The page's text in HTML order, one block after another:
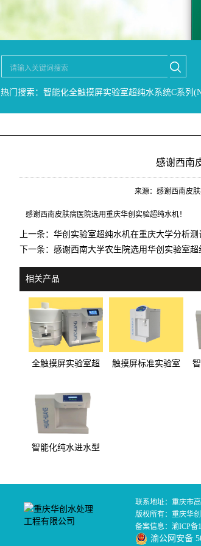
热门搜索：智能化全触摸屏实验室超纯水系统C系列
感谢西南
来源：感谢西南皮
感谢西南皮肤病医院选用重庆华创实验超纯水机！
上一条： 华创实验室超纯水机在重庆大学分析测
下一条： 感谢西南大学农生院选用华创实验室超
相关产品
全触摸屏实验室超
触摸屏标准实验室
智能化纯水进水型
联系地址：重庆市
版权所有：重庆华
备案信息： 渝ICP备
渝公网安备